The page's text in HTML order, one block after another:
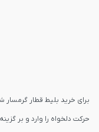
حرکت دلخواه را وارد و بر